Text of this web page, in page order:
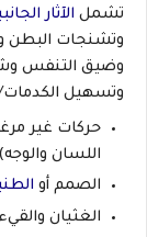
تشمل الآثار
وتشنجات البطن
وضيق التنفس
وتسهيل
حركات غير
اللسان والوجه)
الصمم أو
الغثيان